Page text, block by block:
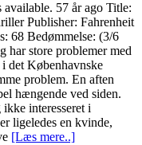
57 år ago Title:
Publisher: Fahrenheit
68 Bedømmelse: (3/6
har store problemer med
det Københavnske
problem. En aften
hængende ved siden.
interesseret i
ligeledes en kvinde,
[Læs mere..]